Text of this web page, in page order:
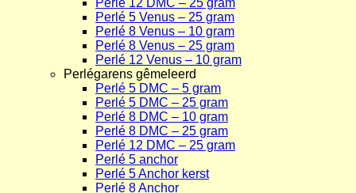
Perlé 12 DMC – 25 gram
Perlé 5 Venus – 25 gram
Perlé 8 Venus – 10 gram
Perlé 8 Venus – 25 gram
Perlé 12 Venus – 10 gram
Perlégarens gêmeleerd
Perlé 5 DMC – 5 gram
Perlé 5 DMC – 25 gram
Perlé 8 DMC – 10 gram
Perlé 8 DMC – 25 gram
Perlé 12 DMC – 25 gram
Perlé 5 anchor
Perlé 5 Anchor kerst
Perlé 8 Anchor